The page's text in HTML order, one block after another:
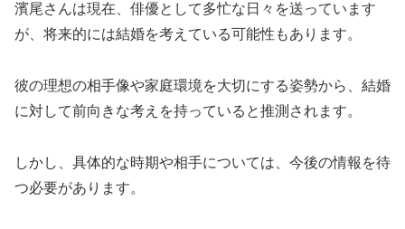
濱尾さんは現在、俳優として多忙な日々を送っています
が、将来的には結婚を考えている可能性もあります。
彼の理想の相手像や家庭環境を大切にする姿勢から、結婚
に対して前向きな考えを持っていると推測されます。
しかし、具体的な時期や相手については、今後の情報を待
つ必要があります。